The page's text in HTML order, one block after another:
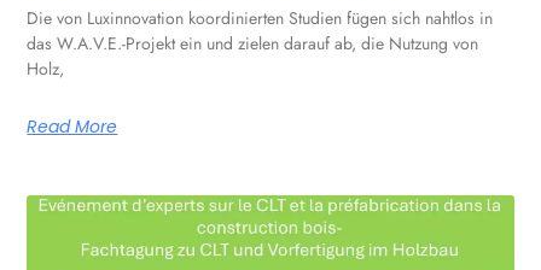
Die von Luxinnovation koordinierten Studien fügen sich nahtlos in
das W.A.V.E.-Projekt ein und zielen darauf ab, die Nutzung von
Holz,
Read More